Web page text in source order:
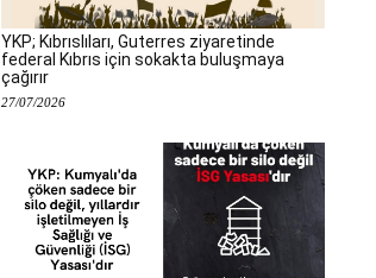
YKP; Kıbrıslıları, Guterres ziyaretinde
federal Kıbrıs için sokakta buluşmaya
çağırır
27/07/2026